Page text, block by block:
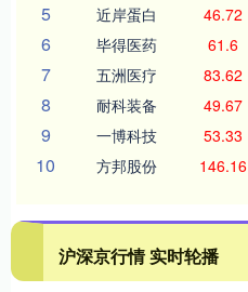
5 近岸蛋白 46.72
6 毕得医药 61.6
7 五洲医疗 83.62
8 耐科装备 49.67
9 一博科技 53.33
10 方邦股份 146.16
沪深京行情 实时轮播